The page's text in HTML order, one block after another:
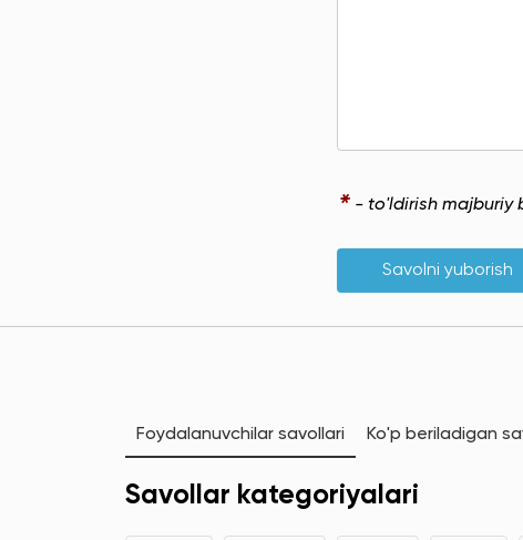
* - to'ldirish majburiy
Savolni yuborish
Foydalanuvchilar savollari Ko'p beriladigan
Savollar kategoriyalari